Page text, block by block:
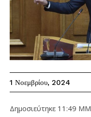
1 Νοεμβρίου, 2024
Δημοσιεύτηκε 11:49 ΜΜ